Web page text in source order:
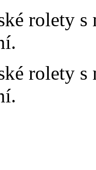
rolety s
rolety s